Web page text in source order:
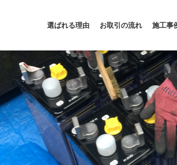
選ばれる理由 お取引の流れ 施工事